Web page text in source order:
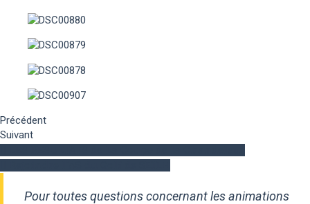
Précédent
Suivant
Pour toutes questions concernant les animations